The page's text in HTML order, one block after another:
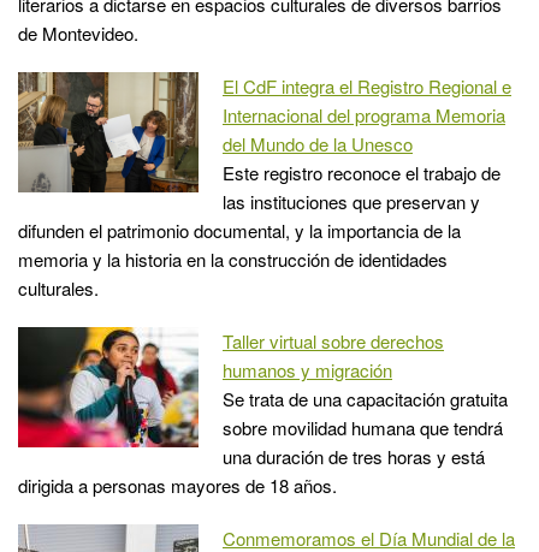
de Montevideo.
El CdF integra el Registro Regional e
Internacional del programa Memoria
del Mundo de la Unesco
Este registro reconoce el trabajo de
las instituciones que preservan y
difunden el patrimonio documental, y la importancia de la
memoria y la historia en la construcción de identidades
culturales.
Taller virtual sobre derechos
humanos y migración
Se trata de una capacitación gratuita
sobre movilidad humana que tendrá
una duración de tres horas y está
dirigida a personas mayores de 18 años.
Conmemoramos el Día Mundial de la